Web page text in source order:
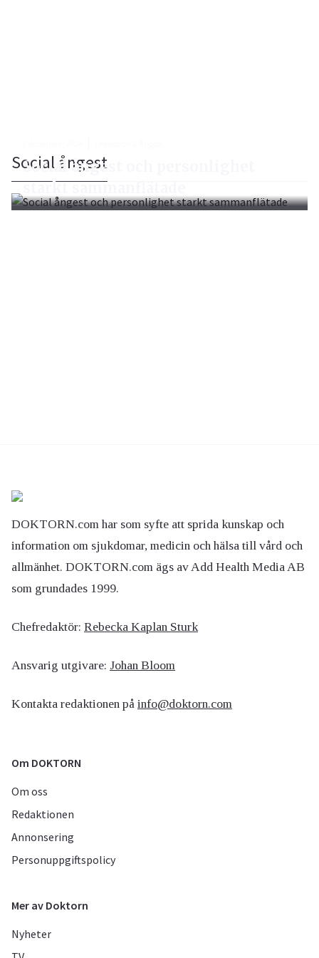
Social ångest
Social ångest och personlighet
starkt sammanflätade
DOKTORN.com har som syfte att sprida kunskap och
information om sjukdomar, medicin och hälsa till vård och
allmänhet. DOKTORN.com ägs av Add Health Media AB
som grundades 1999.
Chefredaktör: Rebecka Kaplan Sturk
Ansvarig utgivare: Johan Bloom
Kontakta redaktionen på info@doktorn.com
Om DOKTORN
Om oss
Redaktionen
Annonsering
Personuppgiftspolicy
Mer av Doktorn
Nyheter